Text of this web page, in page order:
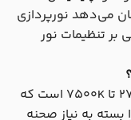
می‌دهد نورپردازی
بر تنظیمات نور
بله، این مدل دارای محدوده CCT از ۲۷۰۰K تا 7۵۰۰K است که
بسته به نیاز صحنه